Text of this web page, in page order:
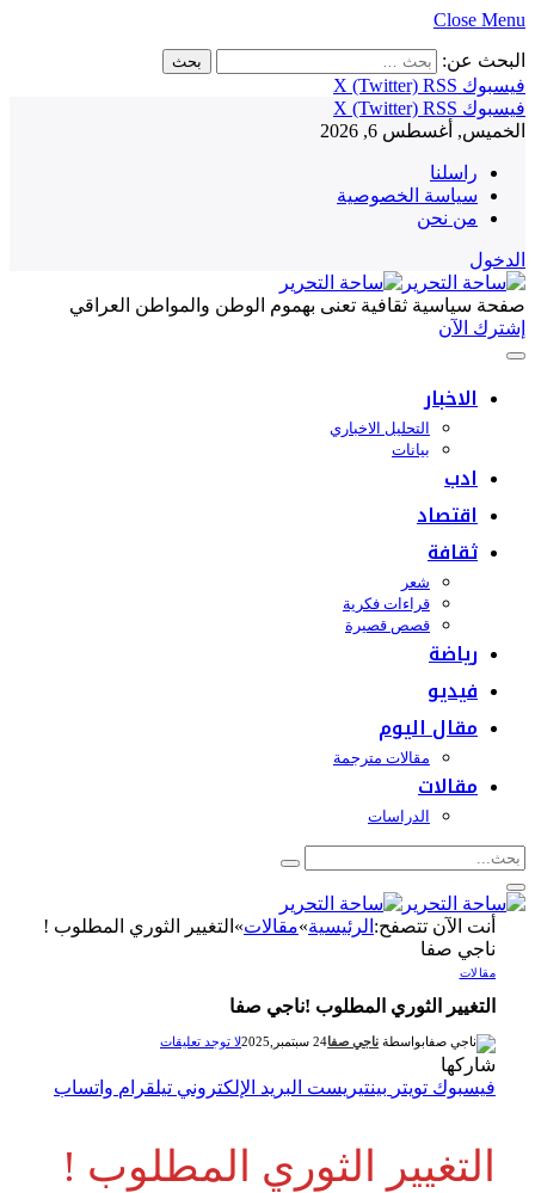
Close Menu
البحث عن:
فيسبوك
X (Twitter) RSS
فيسبوك
X (Twitter) RSS
الخميس, أغسطس 6, 2026
راسلنا
سياسة الخصوصية
من نحن
الدخول
صفحة سياسية ثقافية تعنى بهموم الوطن والمواطن العراقي
إشترك الآن
الاخبار
التحليل الاخباري
بيانات
ادب
اقتصاد
ثقافة
شعر
قراءات فكرية
قصص قصيرة
رياضة
فيديو
مقال اليوم
مقالات مترجمة
مقالات
الدراسات
أنت الآن تتصفح:الرئيسية»مقالات»التغيير الثوري المطلوب !
ناجي صفا
مقالات
التغيير الثوري المطلوب !ناجي صفا
بواسطة ناجي صفا24 سبتمبر,2025 لا توجد تعليقات
شاركها
فيسبوك تويتر بينتيريست البريد الإلكتروني تيلقرام واتساب
التغيير الثوري المطلوب !